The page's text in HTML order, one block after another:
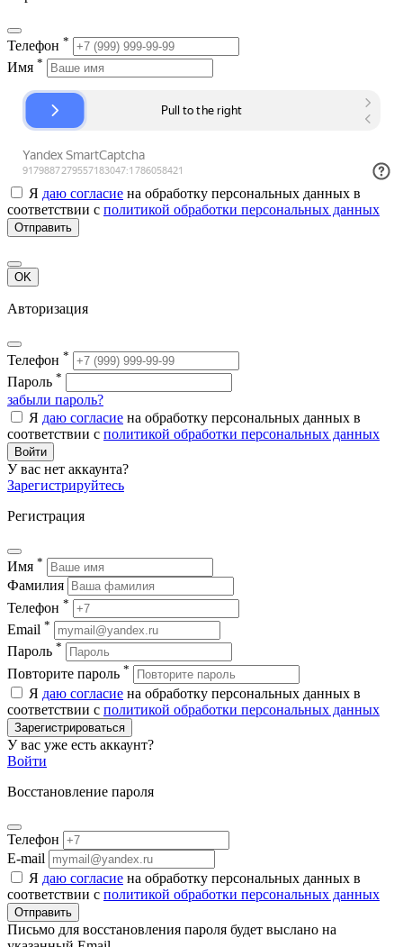
Телефон *
Имя *
Я даю согласие на обработку персональных данных в
соответствии с политикой обработки персональных данных
Отправить
OK
Авторизация
Телефон *
Пароль *
забыли пароль?
Я даю согласие на обработку персональных данных в
соответствии с политикой обработки персональных данных
Войти
У вас нет аккаунта?
Зарегистрируйтесь
Регистрация
Имя *
Фамилия
Телефон *
Email *
Пароль *
Повторите пароль *
Я даю согласие на обработку персональных данных в
соответствии с политикой обработки персональных данных
Зарегистрироваться
У вас уже есть аккаунт?
Войти
Восстановление пароля
Телефон
E-mail
Я даю согласие на обработку персональных данных в
соответствии с политикой обработки персональных данных
Отправить
Письмо для восстановления пароля будет выслано на